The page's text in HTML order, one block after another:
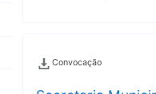
Convocação